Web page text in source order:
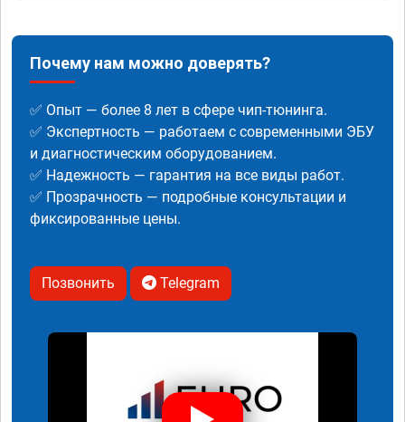
Почему нам можно доверять?
✅ Опыт — более 8 лет в сфере чип-тюнинга.
✅ Экспертность — работаем с современными ЭБУ
и диагностическим оборудованием.
✅ Надежность — гарантия на все виды работ.
✅ Прозрачность — подробные консультации и
фиксированные цены.
Позвонить Telegram